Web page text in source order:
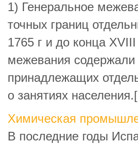
1) Генеральное
точных границ
1765 г и до конца
межевания
принадлежащих
о занятиях
Химическая
В последние годы